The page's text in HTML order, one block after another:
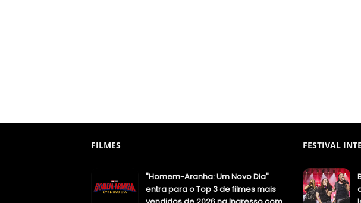
FILMES
"Homem-Aranha: Um Novo Dia"
entra para o Top 3 de filmes mais
FESTIVAL